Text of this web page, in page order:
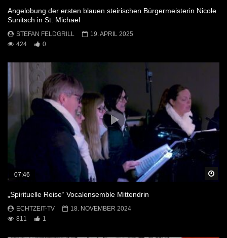
Angelobung der ersten blauen steirischen Bürgermeisterin Nicole
Sunitsch in St. Michael
STEFAN FELDGRILL
19. APRIL 2025
424
0
07:46
„Spirituelle Reise“ Vocalensemble Mittendrin
ECHTZEIT-TV
18. NOVEMBER 2024
811
1